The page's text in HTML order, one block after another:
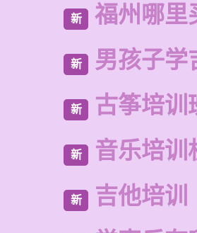
新 福州哪里
新 男孩子学
新 古筝培训
新 音乐培训
新 吉他培训